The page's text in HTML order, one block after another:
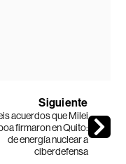
Siguiente
acuerdos que Milei
firmaron en Quito:
de energía nuclear a
ciberdefensa